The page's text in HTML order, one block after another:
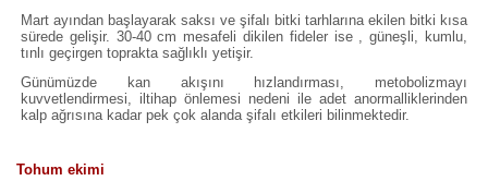
Mart ayından başlayarak saksı ve şifalı bitki tarhlarına ekilen bitki kısa
sürede gelişir. 30-40 cm mesafeli dikilen fideler ise , güneşli, kumlu,
tınlı geçirgen toprakta sağlıklı yetişir.
Günümüzde kan akışını hızlandırması, metobolizmayı
kuvvetlendirmesi, iltihap önlemesi nedeni ile adet anormalliklerinden
kalp ağrısına kadar pek çok alanda şifalı etkileri bilinmektedir.
Tohum ekimi